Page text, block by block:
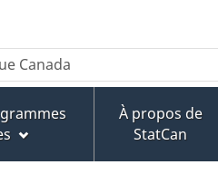
À propos de
StatCan